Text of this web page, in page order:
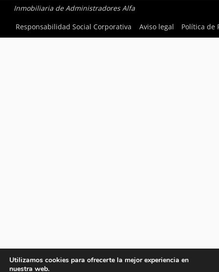
Inmobiliaria de Administradores Alfa
Responsabilidad Social Corporativa
Aviso legal Política de
Utilizamos cookies para ofrecerte la mejor experiencia en
nuestra web.